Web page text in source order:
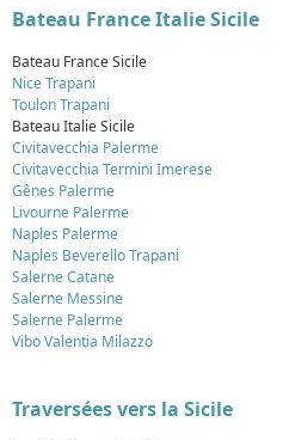
Bateau France Italie Sicile
Bateau France Sicile
Nice Trapani
Toulon Trapani
Bateau Italie Sicile
Civitavecchia Palerme
Civitavecchia Termini Imerese
Gênes Palerme
Livourne Palerme
Naples Palerme
Naples Beverello Trapani
Salerne Catane
Salerne Messine
Salerne Palerme
Vibo Valentia Milazzo
Traversées vers la Sicile